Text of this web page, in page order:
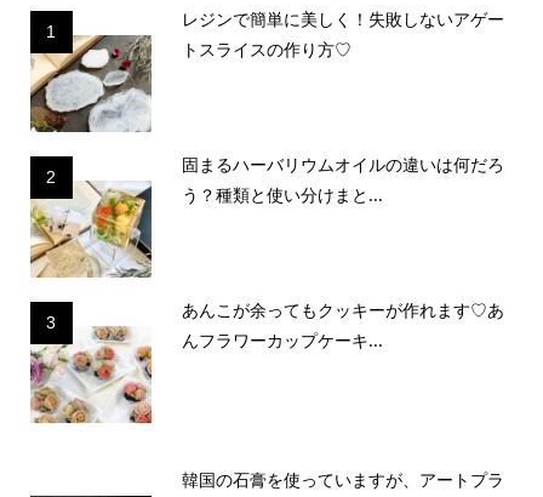
1
レジンで簡単に美しく！失敗しないアゲー
トスライスの作り方♡
2
固まるハーバリウムオイルの違いは何だろ
う？種類と使い分けまと...
3
あんこが余ってもクッキーが作れます♡あ
んフラワーカップケーキ...
韓国の石膏を使っていますが、アートプラ